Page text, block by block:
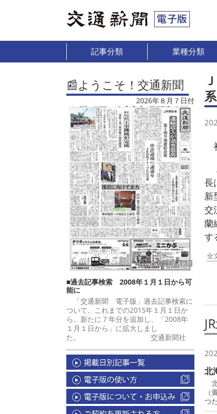
記事分類 業種分類
📰ようこそ！交通新聞
2026年８月７日付
■過去記事検索 2008年１月１日から可
能に
「交通新聞 電子版」過去記事検索に
ついて、これまでの2015年１月１日か
ら、新たに７年分を追加し、「2008年
１月１日から」に拡大しまし
た。 交通新聞社
長
新
交
蘭
す
全
北
つ